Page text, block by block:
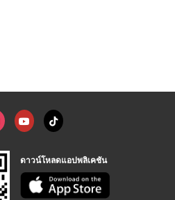
ดาวน์โหลดแอปพลิเคชัน